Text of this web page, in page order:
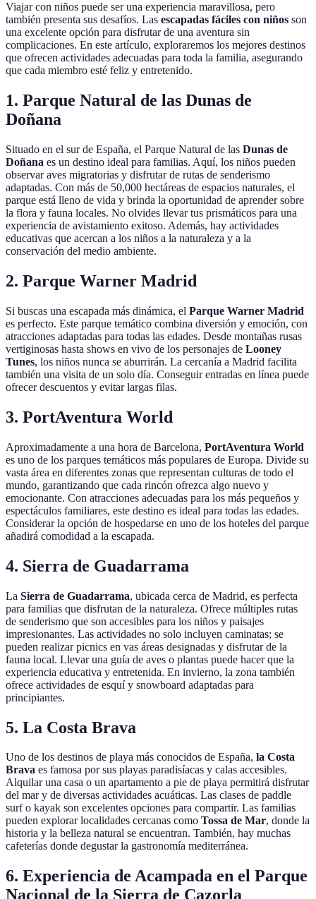
Viajar con niños puede ser una experiencia maravillosa, pero
también presenta sus desafíos. Las escapadas fáciles con niños son
una excelente opción para disfrutar de una aventura sin
complicaciones. En este artículo, exploraremos los mejores destinos
que ofrecen actividades adecuadas para toda la familia, asegurando
que cada miembro esté feliz y entretenido.
1. Parque Natural de las Dunas de
Doñana
Situado en el sur de España, el Parque Natural de las Dunas de
Doñana es un destino ideal para familias. Aquí, los niños pueden
observar aves migratorias y disfrutar de rutas de senderismo
adaptadas. Con más de 50,000 hectáreas de espacios naturales, el
parque está lleno de vida y brinda la oportunidad de aprender sobre
la flora y fauna locales. No olvides llevar tus prismáticos para una
experiencia de avistamiento exitoso. Además, hay actividades
educativas que acercan a los niños a la naturaleza y a la
conservación del medio ambiente.
2. Parque Warner Madrid
Si buscas una escapada más dinámica, el Parque Warner Madrid
es perfecto. Este parque temático combina diversión y emoción, con
atracciones adaptadas para todas las edades. Desde montañas rusas
vertiginosas hasta shows en vivo de los personajes de Looney
Tunes, los niños nunca se aburrirán. La cercanía a Madrid facilita
también una visita de un solo día. Conseguir entradas en línea puede
ofrecer descuentos y evitar largas filas.
3. PortAventura World
Aproximadamente a una hora de Barcelona, PortAventura World
es uno de los parques temáticos más populares de Europa. Divide su
vasta área en diferentes zonas que representan culturas de todo el
mundo, garantizando que cada rincón ofrezca algo nuevo y
emocionante. Con atracciones adecuadas para los más pequeños y
espectáculos familiares, este destino es ideal para todas las edades.
Considerar la opción de hospedarse en uno de los hoteles del parque
añadirá comodidad a la escapada.
4. Sierra de Guadarrama
La Sierra de Guadarrama, ubicada cerca de Madrid, es perfecta
para familias que disfrutan de la naturaleza. Ofrece múltiples rutas
de senderismo que son accesibles para los niños y paisajes
impresionantes. Las actividades no solo incluyen caminatas; se
pueden realizar picnics en vas áreas designadas y disfrutar de la
fauna local. Llevar una guía de aves o plantas puede hacer que la
experiencia educativa y entretenida. En invierno, la zona también
ofrece actividades de esquí y snowboard adaptadas para
principiantes.
5. La Costa Brava
Uno de los destinos de playa más conocidos de España, la Costa
Brava es famosa por sus playas paradisíacas y calas accesibles.
Alquilar una casa o un apartamento a pie de playa permitirá disfrutar
del mar y de diversas actividades acuáticas. Las clases de paddle
surf o kayak son excelentes opciones para compartir. Las familias
pueden explorar localidades cercanas como Tossa de Mar, donde la
historia y la belleza natural se encuentran. También, hay muchas
cafeterías donde degustar la gastronomía mediterránea.
6. Experiencia de Acampada en el Parque
Nacional de la Sierra de Cazorla